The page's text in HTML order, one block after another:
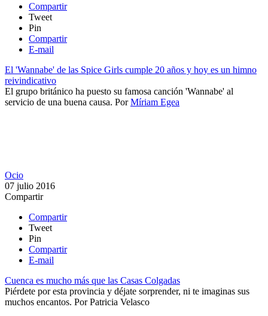
Compartir
Tweet
Pin
Compartir
E-mail
El 'Wannabe' de las Spice Girls cumple 20 años y hoy es un himno
reivindicativo
​El grupo británico ha puesto su famosa canción 'Wannabe' al
servicio de una buena causa. PorMíriam Egea
Ocio
07 julio 2016
Compartir
Compartir
Tweet
Pin
Compartir
E-mail
Cuenca es mucho más que las Casas Colgadas
Piérdete por esta provincia y déjate sorprender, ni te imaginas sus
muchos encantos. PorPatricia Velasco